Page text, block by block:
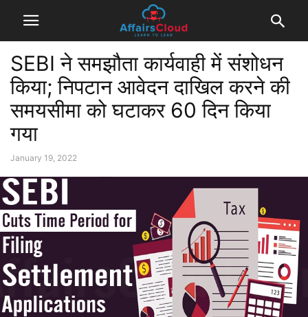
SEBI ने समझौता कार्यवाही में संशोधन
किया; निपटान आवेदन दाखिल करने की
समयसीमा को घटाकर 60 दिन किया
गया
January 19, 2022